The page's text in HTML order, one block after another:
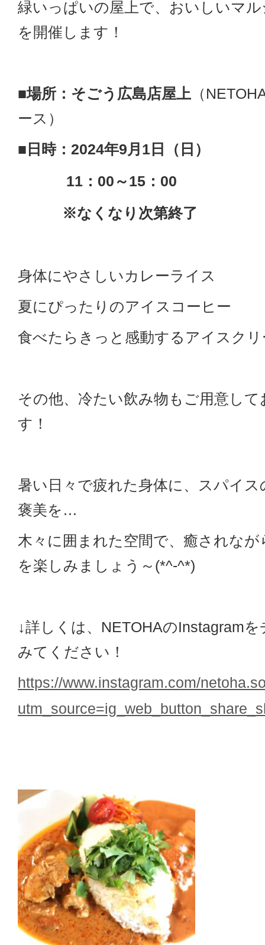
緑いっぱいの屋上で、おいしいマ
を開催します！
■場所：そごう広島店屋上 （
ース）
■日時：2024年9月1日（日）
11：00～15：00
※なくなり次第終了
身体にやさしいカレーライス
夏にぴったりのアイスコーヒー
食べたらきっと感動するアイスク
その他、冷たい飲み物もご用意し
す！
暑い日々で疲れた身体に、スパイ
褒美を…
木々に囲まれた空間で、癒されな
を楽しみましょう～(*^-^*)
↓詳しくは、NETOHAのInstagram
みてください！
https://www.instagram.com/